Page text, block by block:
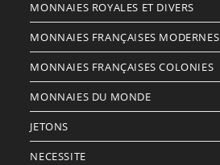
nouvel
MONNAIES ROYALES ET DIVERS
MONNAIES FRANÇAISES MODERNES
MONNAIES FRANÇAISES COLONIES
MONNAIES DU MONDE
JETONS
NECESSITE